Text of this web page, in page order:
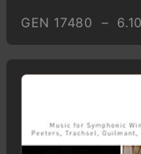
GEN 17480 –